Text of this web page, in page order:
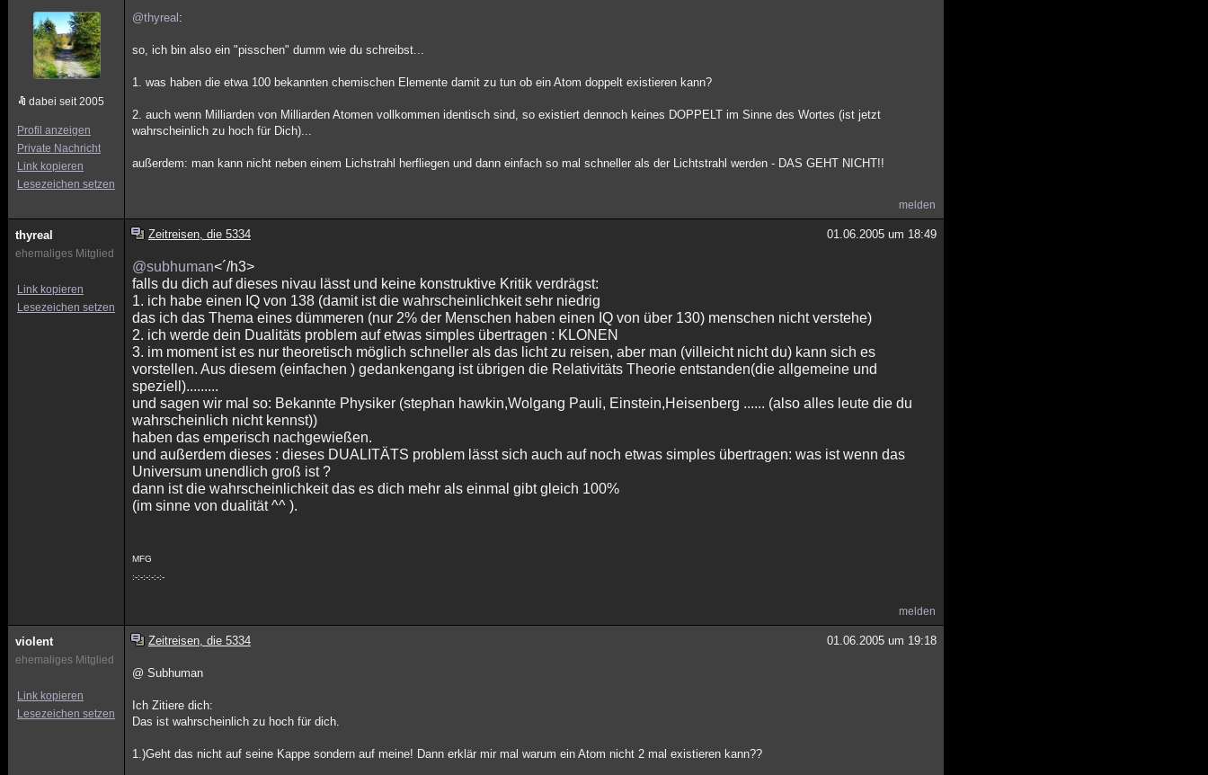
dabei seit 2005
Profil anzeigen
Private Nachricht
Link kopieren
Lesezeichen setzen
@thyreal :
so, ich bin also ein "pisschen" dumm wie du schreibst...
1. was haben die etwa 100 bekannten chemischen Elemente damit zu tun ob ein Atom doppelt existieren kann?
2. auch wenn Milliarden von Milliarden Atomen vollkommen identisch sind, so existiert dennoch keines DOPPELT im Sinne des Wortes (ist jetzt
wahrscheinlich zu hoch für Dich)...
außerdem: man kann nicht neben einem Lichstrahl herfliegen und dann einfach so mal schneller als der Lichtstrahl werden - DAS GEHT NICHT!!
melden
thyreal
ehemaliges Mitglied
Link kopieren
Lesezeichen setzen
Zeitreisen, die 5334 01.06.2005 um 18:49
@subhuman<´/h3>
falls du dich auf dieses nivau lässt und keine konstruktive Kritik verdrägst:
1. ich habe einen IQ von 138 (damit ist die wahrscheinlichkeit sehr niedrig
das ich das Thema eines dümmeren (nur 2% der Menschen haben einen IQ von über 130) menschen nicht verstehe)
2. ich werde dein Dualitäts problem auf etwas simples übertragen : KLONEN
3. im moment ist es nur theoretisch möglich schneller als das licht zu reisen, aber man (villeicht nicht du) kann sich es
vorstellen. Aus diesem (einfachen ) gedankengang ist übrigen die Relativitäts Theorie entstanden(die allgemeine und
speziell).........
und sagen wir mal so: Bekannte Physiker (stephan hawkin,Wolgang Pauli, Einstein,Heisenberg ...... (also alles leute die du
wahrscheinlich nicht kennst))
haben das emperisch nachgewießen.
und außerdem dieses : dieses DUALITÄTS problem lässt sich auch auf noch etwas simples übertragen: was ist wenn das
Universum unendlich groß ist ?
dann ist die wahrscheinlichkeit das es dich mehr als einmal gibt gleich 100%
(im sinne von dualität ^^ ).
MFG
:-:-:-:-:-:-
melden
violent
ehemaliges Mitglied
Link kopieren
Lesezeichen setzen
Zeitreisen, die 5334 01.06.2005 um 19:18
@ Subhuman
Ich Zitiere dich:
Das ist wahrscheinlich zu hoch für dich.
1.)Geht das nicht auf seine Kappe sondern auf meine! Dann erklär mir mal warum ein Atom nicht 2 mal existieren kann??